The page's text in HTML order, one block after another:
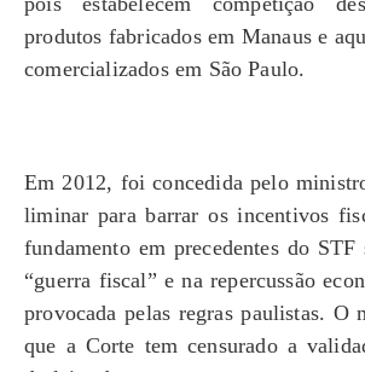
produtos fabricados em Manaus e
comercializados em São Paulo.
Em 2012, foi concedida pelo
liminar para barrar os incentivos
fundamento em precedentes do STF
“guerra fiscal” e na repercussão
provocada pelas regras paulistas. O
que a Corte tem censurado a